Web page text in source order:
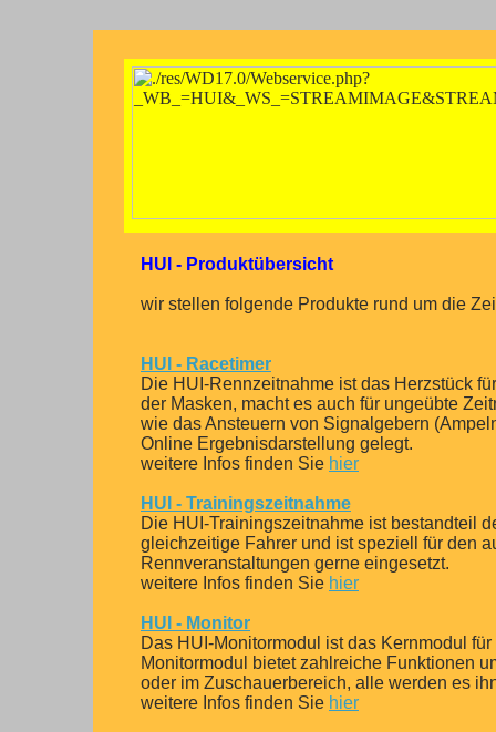
HUI - Produktübersicht
wir stellen folgende Produkte rund um die
HUI - Racetimer
Die HUI-Rennzeitnahme ist das Herzstück
der Masken, macht es auch für ungeübte
wie das Ansteuern von Signalgebern
Online Ergebnisdarstellung gelegt.
weitere Infos finden Sie hier
HUI - Trainingszeitnahme
Die HUI-Trainingszeitnahme ist bestandteil
gleichzeitige Fahrer und ist speziell für den
Rennveranstaltungen gerne eingesetzt.
weitere Infos finden Sie hier
HUI - Monitor
Das HUI-Monitormodul ist das Kernmodul
Monitormodul bietet zahlreiche Funktionen
oder im Zuschauerbereich, alle werden es
weitere Infos finden Sie hier